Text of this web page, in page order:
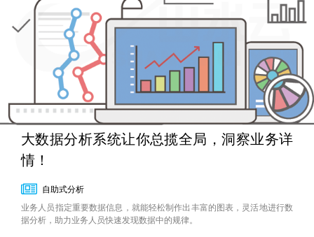
大数据分析系统让你总揽全局，洞察业务详
情！
自助式分析
业务人员指定重要数据信息，就能轻松制作出丰富的图表，灵活地进行数
据分析，助力业务人员快速发现数据中的规律。